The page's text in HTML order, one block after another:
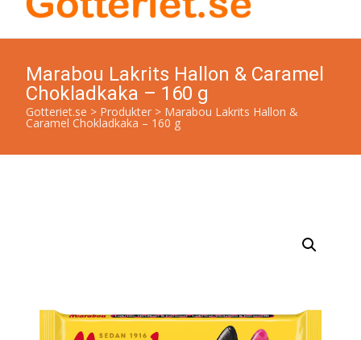
Marabou Lakrits Hallon & Caramel
Chokladkaka – 160 g
Gotteriet.se > Produkter > Marabou Lakrits Hallon &
Caramel Chokladkaka – 160 g